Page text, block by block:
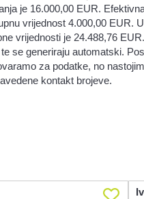
je 16.000,00 EUR.
vrijednost 4.000,00 EUR.
vrijednosti je 24.488,76 EUR.
se generiraju automatski.
za podatke, no
kontakt brojeve.